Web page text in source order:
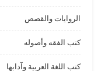
الروايات والقصص
كتب الفقه وأصوله
كتب اللغة العربية وآدابها